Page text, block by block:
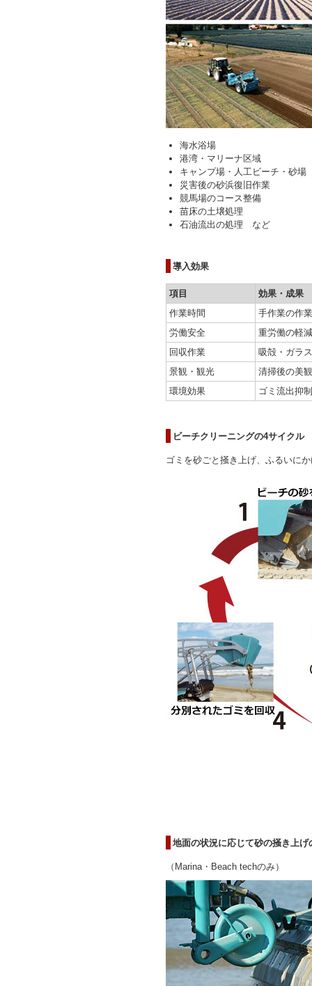
海水浴場
港湾・マリーナ区域
キャンプ場・人工ビーチ・砂場
災害後の砂浜復旧作業
競馬場のコース整備
苗床の土壌処理
石油流出の処理 など
導入効果
項目
効果・成果
作業時間
手作業の作
労働安全
重労働の軽
回収作業
吸殻・ガラ
景観・観光
清掃後の美
環境効果
ゴミ流出抑
ビーチクリーニングの4サイクル
ゴミを砂ごと掻き上げ、ふるいに
地面の状況に応じて砂の掻き上
（Marina・Beach techのみ）